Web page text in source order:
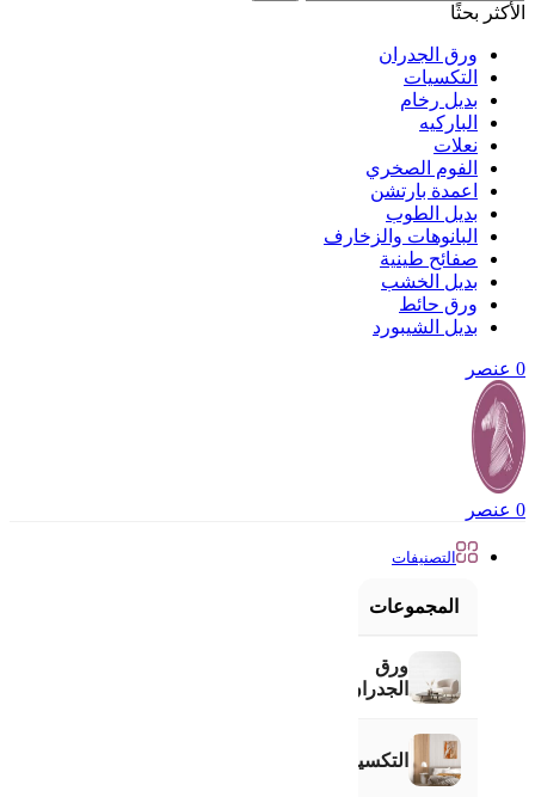
الأكثر بحثًا
ورق الجدران
التكسيات
بديل رخام
الباركيه
نعلات
الفوم الصخري
اعمدة بارتشن
بديل الطوب
البانوهات والزخارف
صفائح طينية
بديل الخشب
ورق حائط
بديل الشيبورد
0 عنصر
0 عنصر
التصنيفات
المجموعات
ورق
الجدران
التكسيات